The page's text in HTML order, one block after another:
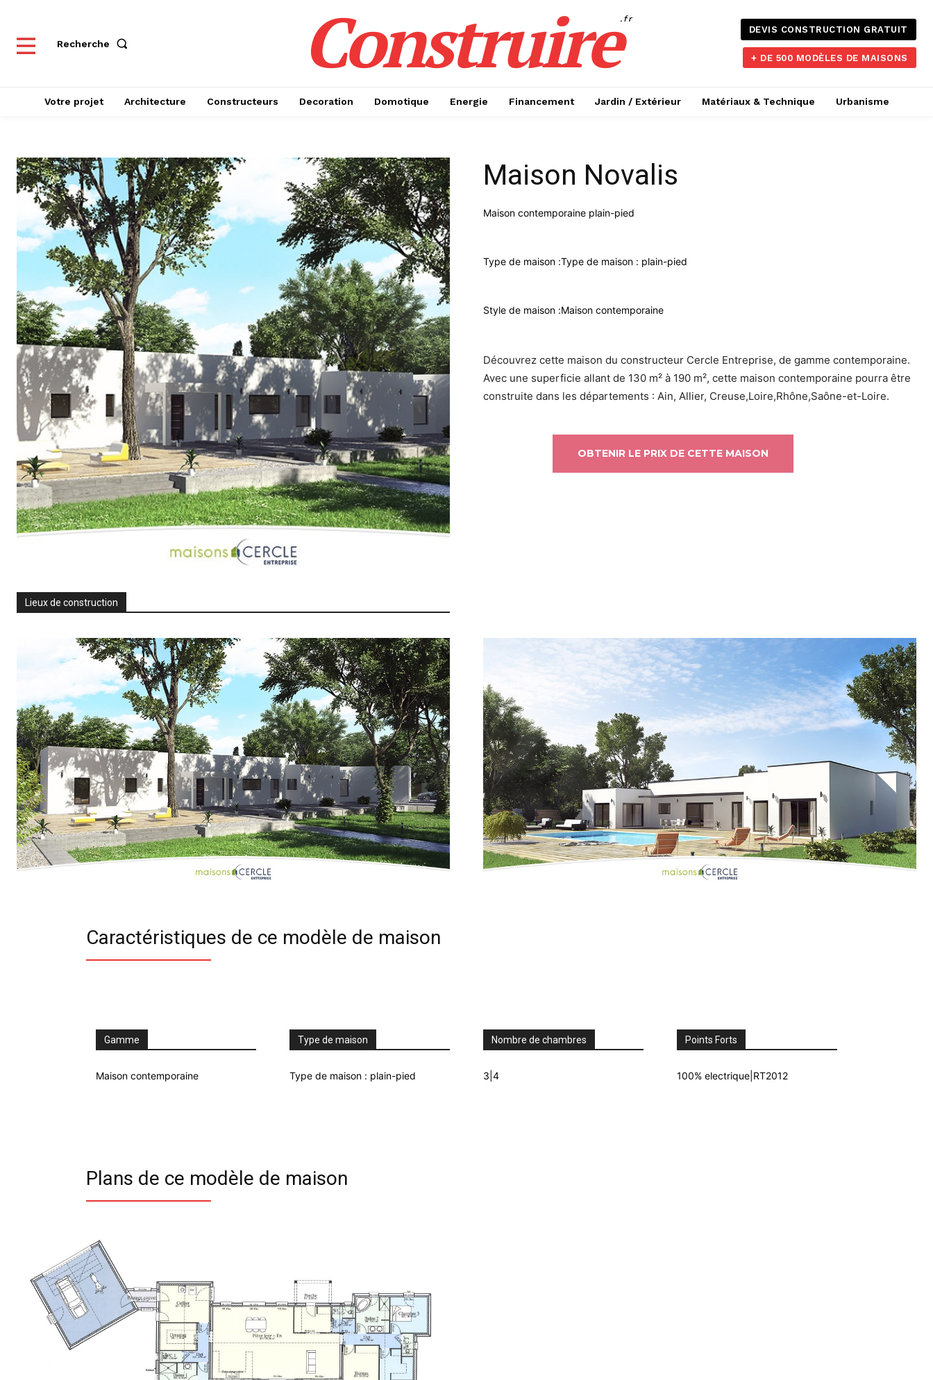
Recherche Construire.fr
DEVIS CONSTRUCTION GRATUIT
+ DE 500 MODÈLES DE MAISONS
Votre projet Architecture Constructeurs Decoration Domotique Energie Financement Jardin / Extérieur Matériaux & Technique Urbanisme
Lieux de construction
Maison Novalis
Maison contemporaine plain-pied
Type de maison :Type de maison : plain-pied
Style de maison :Maison contemporaine
Découvrez cette maison du constructeur Cercle Entreprise, de gamme contemporaine.
Avec une superficie allant de 130 m² à 190 m², cette maison contemporaine pourra être
construite dans les départements : Ain, Allier, Creuse,Loire,Rhône,Saône-et-Loire.
OBTENIR LE PRIX DE CETTE MAISON
Caractéristiques de ce modèle de maison
Gamme
Maison contemporaine
Type de maison
Type de maison : plain-pied
Nombre de chambres
3|4
Points Forts
100% electrique|RT2012
Plans de ce modèle de maison